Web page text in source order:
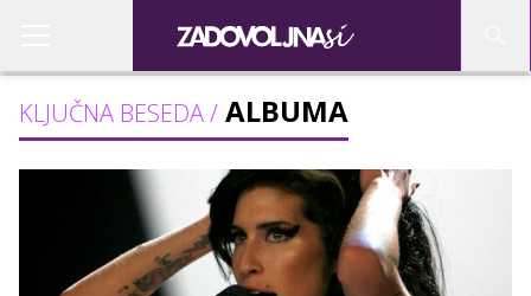
KLJUČNA BESEDA / ALBUMA